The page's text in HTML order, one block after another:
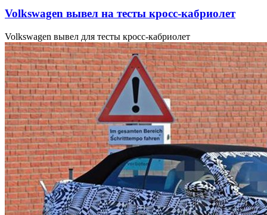
Volkswagen вывел на тесты кросс-кабриолет
Volkswagen вывел для тесты кросс-кабриолет